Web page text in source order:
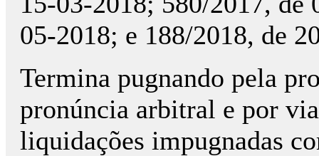
05-2018; e 188/2018, de
Termina pugnando pela
pronúncia arbitral e por
liquidações impugnadas